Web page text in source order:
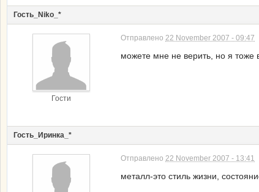
Гость_Niko_*
Гости
Отправлено 22 November 2007 - 09:47
можете мне не верить, но я тоже
Гость_Иринка_*
Отправлено 22 November 2007 - 13:41
металл-это стиль жизни,